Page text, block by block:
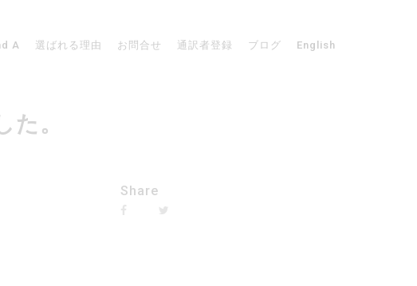
A 選ばれる理由 お問合せ 通訳者登録 ブログ English
。
Share